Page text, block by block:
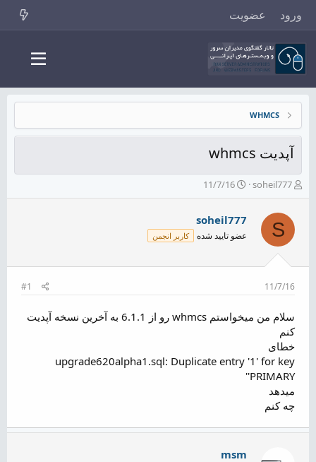
ورود عضویت
WHMCS
آپدیت whmcs
ش
ر
ع
ه
ض
و
ع
soheil777
ت
ا
ی
خ
11/7/16
S
soheil777
عضو تایید شده کاربر انجمن
11/7/16
#1
سلام من میخواستم whmcs رو از 6.1.1 به آخرین نسخه آپدیت
کنم
خطای
upgrade620alpha1.sql: Duplicate entry '1' for key
'PRIMARY'
میدهد
چه کنم
msm